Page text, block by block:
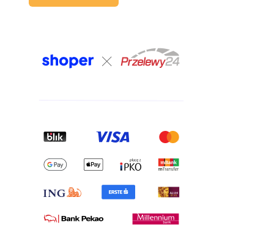
czego potrzebujesz, w jednym
Kompleksowe wyposażenie domu to coś więcej niż
zakup sofy czy łóżka. To świadome dopasowanie
salonu, sypialni, pokoju młodzieżowego, przedpokoju i
łazienki. W jednym zamówieniu możesz
skompletować całe wnętrze – od sofy i szafki RTV,
przez łóżko i komodę, aż po meble do pokoju
Meble do salonu – komfort i estetyka
w jednym